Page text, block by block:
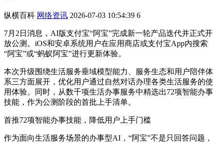
纵横百科 网络资讯 2026-07-03 10:54:39 6
7月2日消息，AI版支付宝“阿宝”完成新一轮产品迭代并正式开
放公测。iOS和安卓系统用户在应用商店或支付宝App内搜索
“阿宝”或“蚂蚁阿宝”进行更新体验。
本次升级围绕生活服务垂域模型能力、服务生态和用户陪伴体
系三方面展开，优化用户通过自然对话办理各类生活服务的使
用体验。同时，从数千项生活办事服务中精选出72项智能办事
技能，作为公测阶段的首批上手清单。
首推72项智能办事技能，降低用户上手门槛
作为面向生活服务场景的办事型AI，“阿宝”不是只回答问题，